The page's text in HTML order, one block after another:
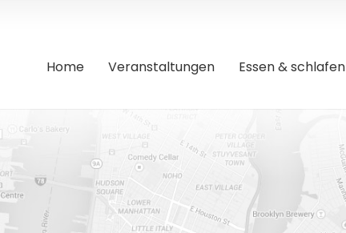
Home Veranstaltungen Essen & schlafen